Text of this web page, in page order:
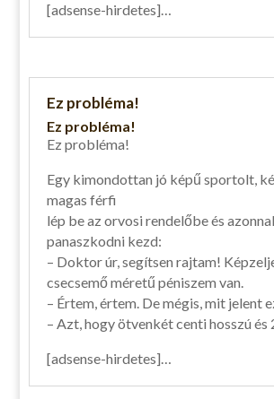
[adsense-hirdetes]…
Ez probléma!
Ez probléma!
Ez probléma!
Egy kimondottan jó képű sportolt,
magas férfi
lép be az orvosi rendelőbe és azonnal
panaszkodni kezd:
– Doktor úr, segítsen rajtam!
csecsemő méretű péniszem van.
– Értem, értem. De mégis, mit jelent
– Azt, hogy ötvenkét centi hosszú és
[adsense-hirdetes]…